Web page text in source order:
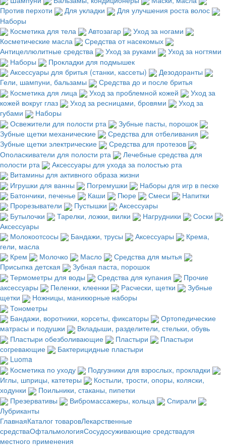
Против перхоти
Для укладки
Для улучшения роста волос
Наборы
Косметика для тела
Автозагар
Уход за ногами
Косметические масла
Средства от насекомых
Антицеллюлитные средства
Уход за руками
Уход за ногтями
Наборы
Прокладки для подмышек
Аксессуары для бритья (станки, кассеты)
Дезодоранты
Гели, шампуни, бальзамы
Средства до и после бритья
Косметика для лица
Уход за проблемной кожей
Уход за
кожей вокруг глаз
Уход за ресницами, бровями
Уход за
губами
Наборы
Освежители для полости рта
Зубные пасты, порошок
Зубные щетки механические
Средства для отбеливания
Зубные щетки электрические
Средства для протезов
Ополаскиватели для полости рта
Лечебные средства для
полости рта
Аксессуары для ухода за полостью рта
Витамины для активного образа жизни
Игрушки для ванны
Погремушки
Наборы для игр в песке
Батончики, печенье
Каши Пюре Смеси
Напитки
Прорезыватели
Пустышки
Аксессуары
Бутылочки
Тарелки, ложки, вилки Нагрудники
Соски
Аксессуары
Молокоотсосы
Бандажи, трусы Аксессуары
Крема,
гели, масла
Крем
Молочко Масло
Средства для мытья
Присыпка детская
Зубная паста, порошок
Термометры для воды
Средства для купания
Прочие
аксессуары
Пеленки, клеенки Расчески, щетки
Зубные
щетки
Ножницы, маникюрные наборы
Тонометры
Бандажи, воротники, корсеты, фиксаторы
Ортопедические
матрасы и подушки
Вкладыши, разделители, стельки, обувь
Пластыри обезболивающие
Пластыри
Пластыри
согревающие
Бактерицидные пластыри
Luoma
Косметика по уходу
Подгузники для взрослых, прокладки
Иглы, шприцы, катетеры
Костыли, трости, опоры, коляски,
ходунки
Поильники, стаканы, пипетки
Презервативы
Вибромассажеры, кольца
Спирали
Лубриканты
ГлавнаяКаталог товаровЛекарственные
средстваОфтальмологияСосудосуживающие средствадля
местного применения